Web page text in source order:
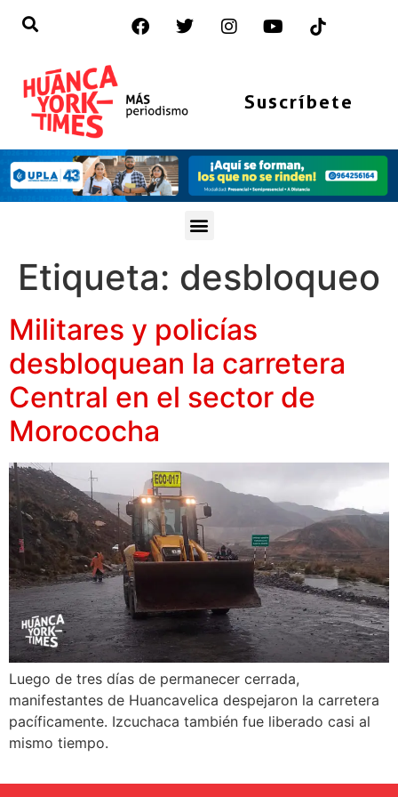
Suscríbete
Etiqueta: desbloqueo
Militares y policías
desbloquean la carretera
Central en el sector de
Morococha
Luego de tres días de permanecer cerrada,
manifestantes de Huancavelica despejaron la carretera
pacíficamente. Izcuchaca también fue liberado casi al
mismo tiempo.